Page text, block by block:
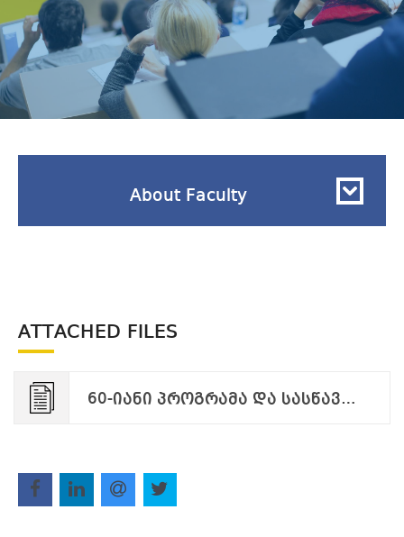
About Faculty
ATTACHED FILES
60-იანი პროგრამა და სასწავლო გეგმა -ჩაშენებული.pdf